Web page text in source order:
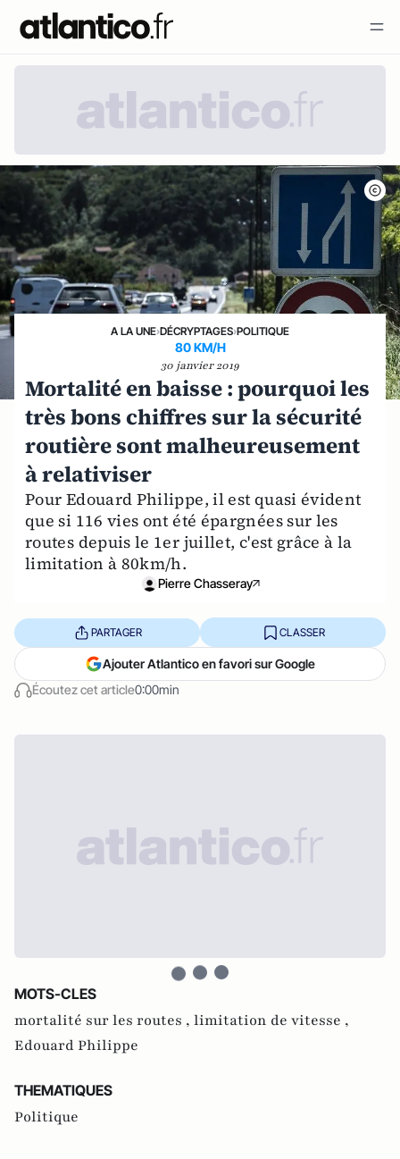
A LA UNE›DÉCRYPTAGES›POLITIQUE
80 KM/H
30 janvier 2019
Mortalité en baisse : pourquoi les
très bons chiffres sur la sécurité
routière sont malheureusement
à relativiser
Pour Edouard Philippe, il est quasi évident
que si 116 vies ont été épargnées sur les
routes depuis le 1er juillet, c'est grâce à la
limitation à 80km/h.
Pierre Chasseray
Écoutez cet article0:00min
PARTAGER CLASSER
Ajouter Atlantico en favori sur Google
MOTS-CLES
mortalité sur les routes , limitation de vitesse ,
Edouard Philippe
THEMATIQUES
Politique